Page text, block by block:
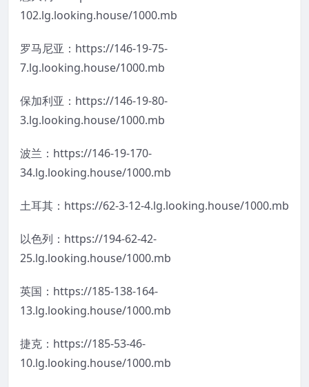
102.lg.looking.house/1000.mb
罗马尼亚：https://146-19-75-
7.lg.looking.house/1000.mb
保加利亚：https://146-19-80-
3.lg.looking.house/1000.mb
波兰：https://146-19-170-
34.lg.looking.house/1000.mb
土耳其：https://62-3-12-4.lg.looking.house/1000.mb
以色列：https://194-62-42-
25.lg.looking.house/1000.mb
英国：https://185-138-164-
13.lg.looking.house/1000.mb
捷克：https://185-53-46-
10.lg.looking.house/1000.mb